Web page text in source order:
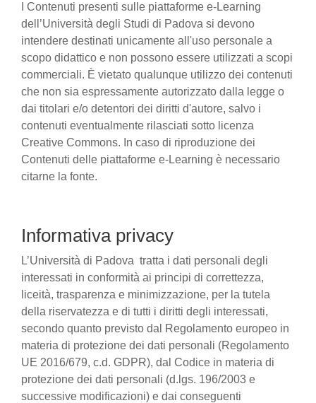
I Contenuti presenti sulle piattaforme e-Learning
dell’Università degli Studi di Padova si devono
intendere destinati unicamente all'uso personale a
scopo didattico e non possono essere utilizzati a scopi
commerciali. È vietato qualunque utilizzo dei contenuti
che non sia espressamente autorizzato dalla legge o
dai titolari e/o detentori dei diritti d'autore, salvo i
contenuti eventualmente rilasciati sotto licenza
Creative Commons. In caso di riproduzione dei
Contenuti delle piattaforme e-Learning è necessario
citarne la fonte.
Informativa privacy
L’Università di Padova tratta i dati personali degli
interessati in conformità ai principi di correttezza,
liceità, trasparenza e minimizzazione, per la tutela
della riservatezza e di tutti i diritti degli interessati,
secondo quanto previsto dal Regolamento europeo in
materia di protezione dei dati personali (Regolamento
UE 2016/679, c.d. GDPR), dal Codice in materia di
protezione dei dati personali (d.lgs. 196/2003 e
successive modificazioni) e dai conseguenti